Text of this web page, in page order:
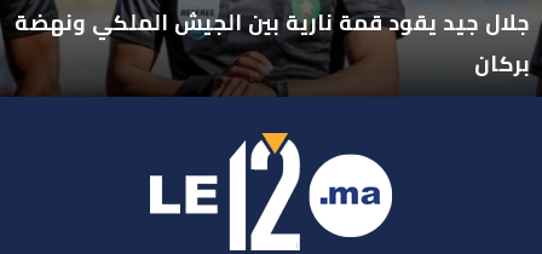
جلال جيد يقود قمة نارية بين الجيش الملكي ونهضة
بركان